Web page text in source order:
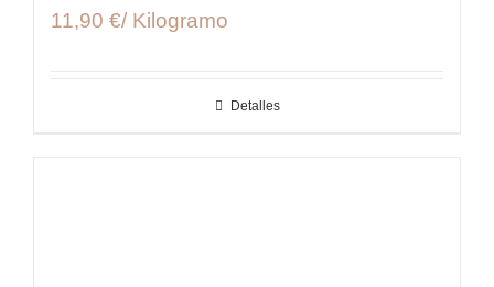
11,90 €/ Kilogramo
Detalles